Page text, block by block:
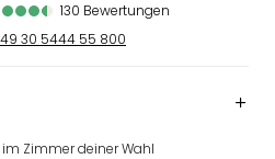
130 Bewertungen
30 5444 55 800
Zimmer deiner Wahl